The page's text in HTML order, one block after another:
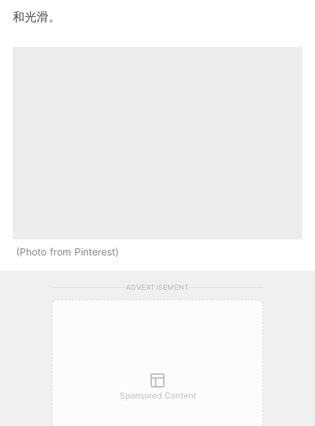
和光滑。
Photo from Pinterest
ADVERTISEMENT
Sponsored Content